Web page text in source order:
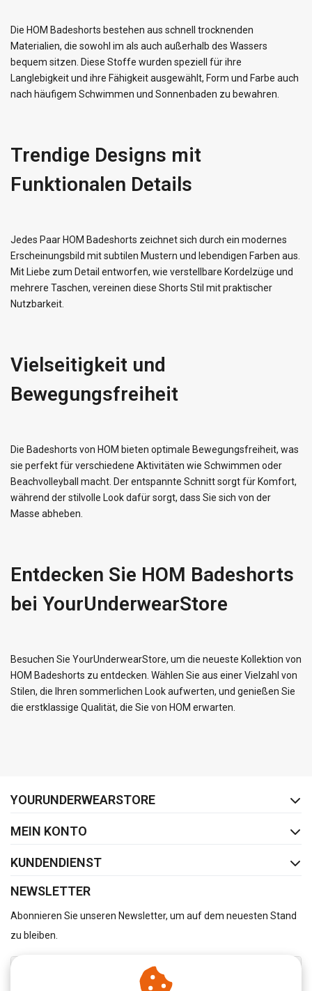
Die HOM Badeshorts bestehen aus schnell trocknenden
Materialien, die sowohl im als auch außerhalb des Wassers
bequem sitzen. Diese Stoffe wurden speziell für ihre
Langlebigkeit und ihre Fähigkeit ausgewählt, Form und Farbe auch
nach häufigem Schwimmen und Sonnenbaden zu bewahren.
Trendige Designs mit
Funktionalen Details
Jedes Paar HOM Badeshorts zeichnet sich durch ein modernes
Erscheinungsbild mit subtilen Mustern und lebendigen Farben aus.
Mit Liebe zum Detail entworfen, wie verstellbare Kordelzüge und
mehrere Taschen, vereinen diese Shorts Stil mit praktischer
Nutzbarkeit.
Vielseitigkeit und
Bewegungsfreiheit
Die Badeshorts von HOM bieten optimale Bewegungsfreiheit, was
sie perfekt für verschiedene Aktivitäten wie Schwimmen oder
Beachvolleyball macht. Der entspannte Schnitt sorgt für Komfort,
während der stilvolle Look dafür sorgt, dass Sie sich von der
Masse abheben.
Entdecken Sie HOM Badeshorts
bei YourUnderwearStore
Besuchen Sie YourUnderwearStore, um die neueste Kollektion von
HOM Badeshorts zu entdecken. Wählen Sie aus einer Vielzahl von
Stilen, die Ihren sommerlichen Look aufwerten, und genießen Sie
die erstklassige Qualität, die Sie von HOM erwarten.
YOURUNDERWEARSTORE
MEIN KONTO
KUNDENDIENST
NEWSLETTER
Abonnieren Sie unseren Newsletter, um auf dem neuesten Stand
zu bleiben.